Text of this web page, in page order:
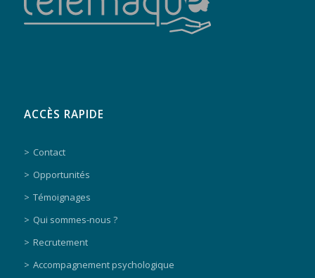
ACCÈS RAPIDE
Contact
Opportunités
Témoignages
Qui sommes-nous ?
Recrutement
Accompagnement psychologique